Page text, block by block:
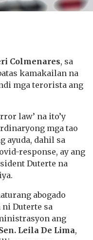
Colmenares, sa
kamakailan na
mga terorista ang
law’ na ito’y
mga tao
ayuda, dahil sa
response, ay ang
Duterte na
abogado
ni Duterte sa
ang
Leila De Lima,